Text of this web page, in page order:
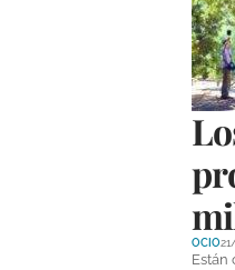
OCIO
Están